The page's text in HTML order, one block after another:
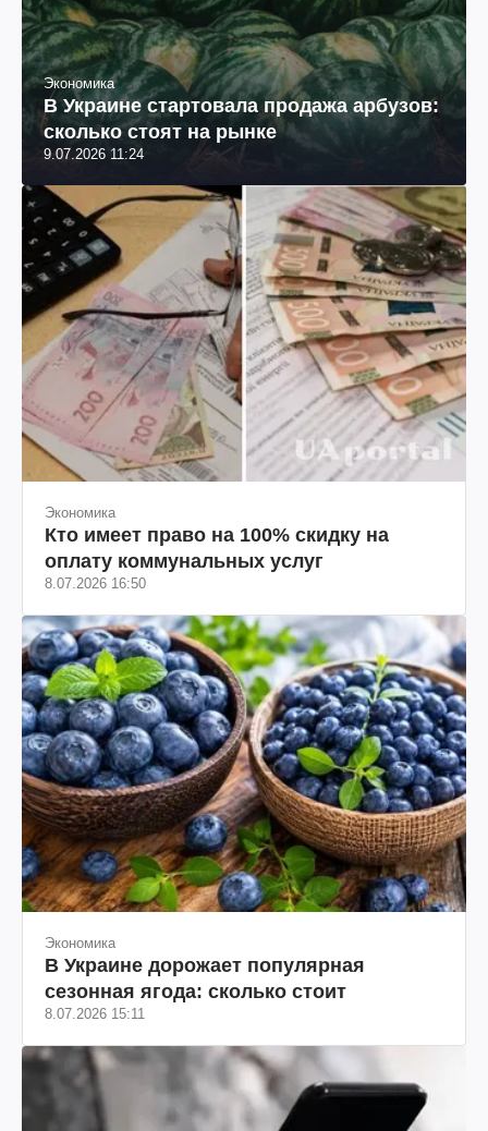
Экономика
В Украине стартовала продажа арбузов:
сколько стоят на рынке
9.07.2026 11:24
Экономика
Кто имеет право на 100% скидку на
оплату коммунальных услуг
8.07.2026 16:50
Экономика
В Украине дорожает популярная
сезонная ягода: сколько стоит
8.07.2026 15:11